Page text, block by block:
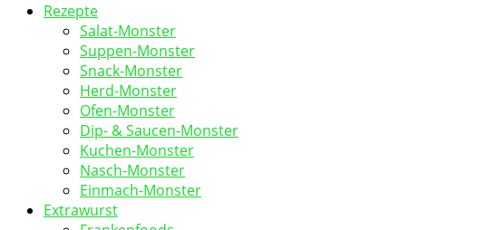
Rezepte
Salat-Monster
Suppen-Monster
Snack-Monster
Herd-Monster
Ofen-Monster
Dip- & Saucen-Monster
Kuchen-Monster
Nasch-Monster
Einmach-Monster
Extrawurst